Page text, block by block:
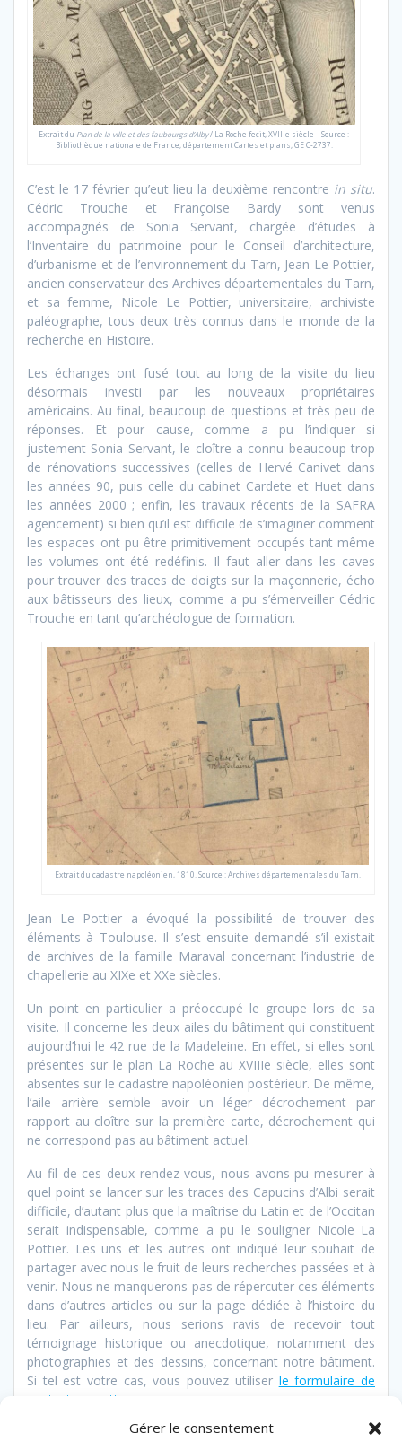
Gérer le consentement
Extrait du Plan de la ville et des faubourgs d’Alby/ La Roche fecit, XVIIIe siècle – Source :
Bibliothèque nationale de France, département Cartes et plans, GE C-2737.
C’est le 17 février qu’eut lieu la deuxième rencontre in situ.
Cédric Trouche et Françoise Bardy sont venus
accompagnés de Sonia Servant, chargée d’études à
l’Inventaire du patrimoine pour le Conseil d’architecture,
d’urbanisme et de l’environnement du Tarn, Jean Le Pottier,
ancien conservateur des Archives départementales du Tarn,
et sa femme, Nicole Le Pottier, universitaire, archiviste
paléographe, tous deux très connus dans le monde de la
recherche en Histoire.
Les échanges ont fusé tout au long de la visite du lieu
désormais investi par les nouveaux propriétaires
américains. Au final, beaucoup de questions et très peu de
réponses. Et pour cause, comme a pu l’indiquer si
justement Sonia Servant, le cloître a connu beaucoup trop
de rénovations successives (celles de Hervé Canivet dans
les années 90, puis celle du cabinet Cardete et Huet dans
les années 2000 ; enfin, les travaux récents de la SAFRA
agencement) si bien qu’il est difficile de s’imaginer comment
les espaces ont pu être primitivement occupés tant même
les volumes ont été redéfinis. Il faut aller dans les caves
pour trouver des traces de doigts sur la maçonnerie, écho
aux bâtisseurs des lieux, comme a pu s’émerveiller Cédric
Trouche en tant qu’archéologue de formation.
Extrait du cadastre napoléonien, 1810. Source : Archives départementales du Tarn.
Jean Le Pottier a évoqué la possibilité de trouver des
éléments à Toulouse. Il s’est ensuite demandé s’il existait
de archives de la famille Maraval concernant l’industrie de
chapellerie au XIXe et XXe siècles.
Un point en particulier a préoccupé le groupe lors de sa
visite. Il concerne les deux ailes du bâtiment qui constituent
aujourd’hui le 42 rue de la Madeleine. En effet, si elles sont
présentes sur le plan La Roche au XVIIIe siècle, elles sont
absentes sur le cadastre napoléonien postérieur. De même,
l’aile arrière semble avoir un léger décrochement par
rapport au cloître sur la première carte, décrochement qui
ne correspond pas au bâtiment actuel.
Au fil de ces deux rendez-vous, nous avons pu mesurer à
quel point se lancer sur les traces des Capucins d’Albi serait
difficile, d’autant plus que la maîtrise du Latin et de l’Occitan
serait indispensable, comme a pu le souligner Nicole La
Pottier. Les uns et les autres ont indiqué leur souhait de
partager avec nous le fruit de leurs recherches passées et à
venir. Nous ne manquerons pas de répercuter ces éléments
dans d’autres articles ou sur la page dédiée à l’histoire du
lieu. Par ailleurs, nous serions ravis de recevoir tout
témoignage historique ou anecdotique, notamment des
photographies et des dessins, concernant notre bâtiment.
Si tel est votre cas, vous pouvez utiliser le formulaire de
contact sur cette page